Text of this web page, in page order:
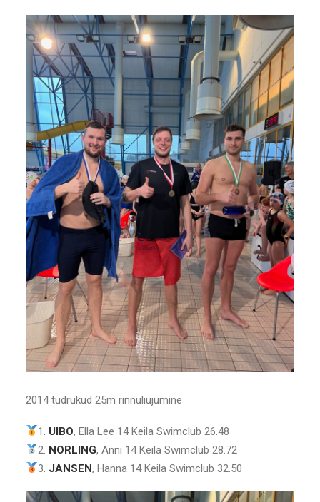
2014 tüdrukud 25m rinnuliujumine
1. UIBO, Ella Lee 14 Keila Swimclub 26.48
2. NORLING, Anni 14 Keila Swimclub 28.72
3. JANSEN, Hanna 14 Keila Swimclub 32.50